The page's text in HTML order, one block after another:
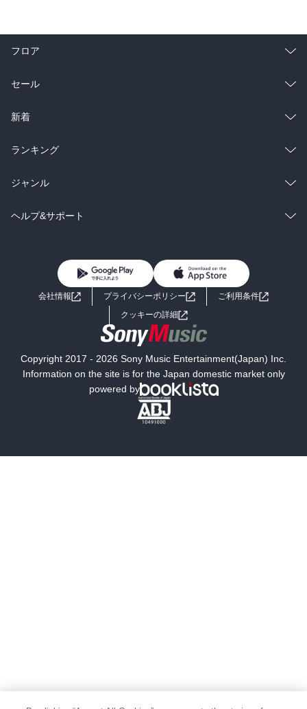
フロア
総合
ラノベ
雑誌・グラビア
BL・TL
セール
総合
ラノベ
雑誌・グラビア
BL・TL
新着
総合
ラノベ
雑誌・グラビア
ランキング
総合
ラノベ
ジャンル
コミック
ライトノベル 男子向けラノベ
小説
海外小説
ミステリー SF
文学
芸術・アート 映画・音楽・演劇
ヘルプ&サポート
よくあるご質問 お問い合わせ
会社情報 プライバシーポリシー
ご利用条件
クッキーの詳細
Copyright 2017 - 2026 Sony Music Entertainment(Japan) Inc.
Information on the site is for the Japan domestic market only
powered by